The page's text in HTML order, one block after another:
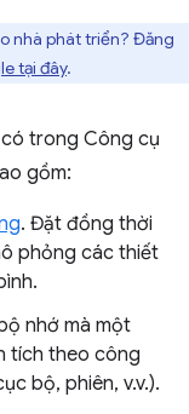
nhà phát triển? Đăng
tại đây.
trong Công cụ
gồm:
. Đặt đồng thời
phỏng các thiết
nhớ mà một
tích theo công
bộ, phiên, v.v.).